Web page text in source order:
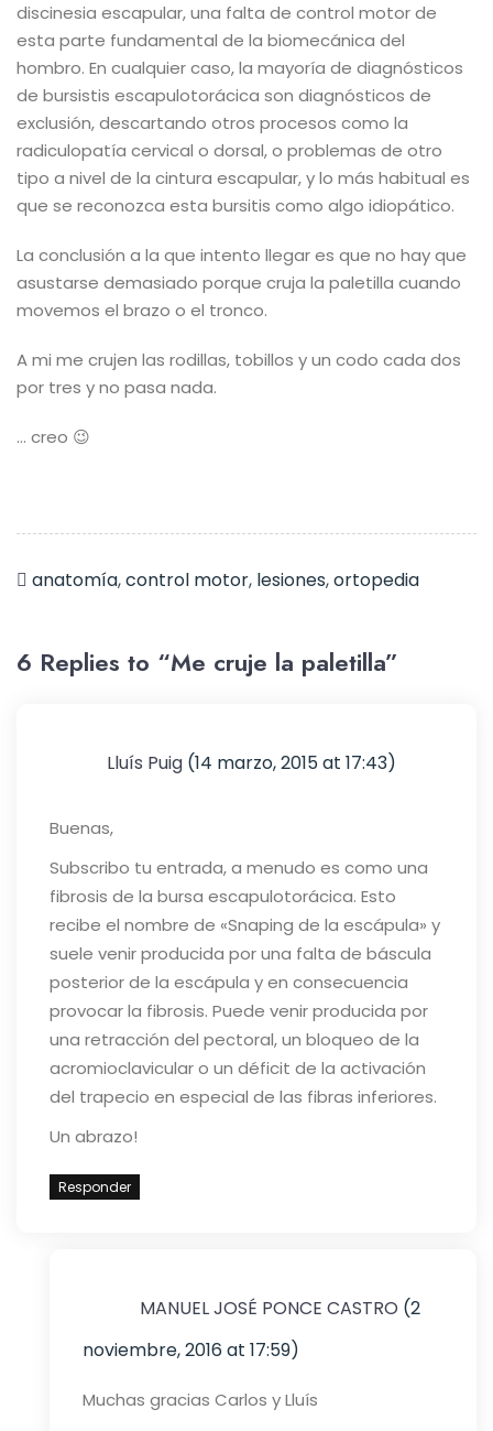
discinesia escapular, una falta de control motor de
esta parte fundamental de la biomecánica del
hombro. En cualquier caso, la mayoría de diagnósticos
de bursistis escapulotorácica son diagnósticos de
exclusión, descartando otros procesos como la
radiculopatía cervical o dorsal, o problemas de otro
tipo a nivel de la cintura escapular, y lo más habitual es
que se reconozca esta bursitis como algo idiopático.
La conclusión a la que intento llegar es que no hay que
asustarse demasiado porque cruja la paletilla cuando
movemos el brazo o el tronco.
A mi me crujen las rodillas, tobillos y un codo cada dos
por tres y no pasa nada.
… creo 😉
anatomía,control motor, lesiones,ortopedia
6 Replies to “Me cruje la paletilla”
Lluís Puig (14 marzo, 2015 at 17:43)
Buenas,
Subscribo tu entrada, a menudo es como una
fibrosis de la bursa escapulotorácica. Esto
recibe el nombre de «Snaping de la escápula» y
suele venir producida por una falta de báscula
posterior de la escápula y en consecuencia
provocar la fibrosis. Puede venir producida por
una retracción del pectoral, un bloqueo de la
acromioclavicular o un déficit de la activación
del trapecio en especial de las fibras inferiores.
Un abrazo!
Responder
MANUEL JOSÉ PONCE CASTRO (2
noviembre, 2016 at 17:59)
Muchas gracias Carlos y Lluís